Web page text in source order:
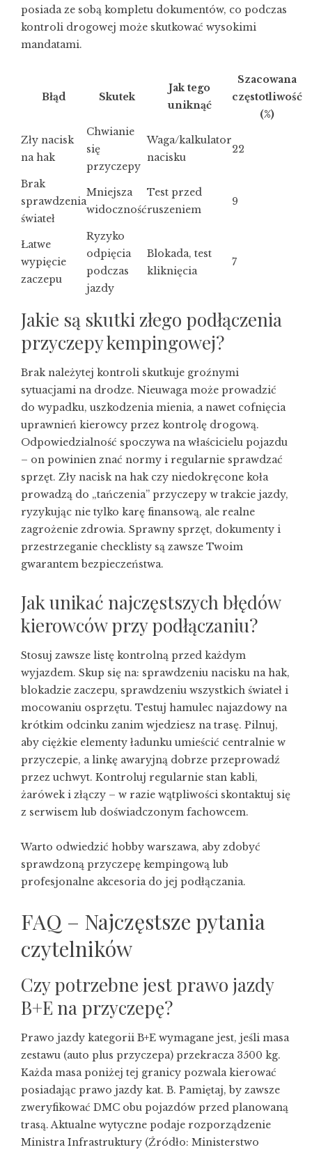
posiada ze sobą kompletu dokumentów, co podczas
kontroli drogowej może skutkować wysokimi
mandatami.
Błąd Skutek
Jak tego
uniknąć
Szacowana
częstotliwość
(%)
Zły nacisk
na hak
Chwianie
się
przyczepy
Waga/kalkulator
nacisku
22
Brak
sprawdzenia
świateł
Mniejsza
widoczność
Test przed
ruszeniem
9
Łatwe
wypięcie
zaczepu
Ryzyko
odpięcia
podczas
jazdy
Blokada, test
kliknięcia
7
Jakie są skutki złego podłączenia
przyczepy kempingowej?
Brak należytej kontroli skutkuje groźnymi
sytuacjami na drodze. Nieuwaga może prowadzić
do wypadku, uszkodzenia mienia, a nawet cofnięcia
uprawnień kierowcy przez kontrolę drogową.
Odpowiedzialność spoczywa na właścicielu pojazdu
– on powinien znać normy i regularnie sprawdzać
sprzęt. Zły nacisk na hak czy niedokręcone koła
prowadzą do „tańczenia” przyczepy w trakcie jazdy,
ryzykując nie tylko karę finansową, ale realne
zagrożenie zdrowia. Sprawny sprzęt, dokumenty i
przestrzeganie checklisty są zawsze Twoim
gwarantem bezpieczeństwa.
Jak unikać najczęstszych błędów
kierowców przy podłączaniu?
Stosuj zawsze listę kontrolną przed każdym
wyjazdem. Skup się na: sprawdzeniu nacisku na hak,
blokadzie zaczepu, sprawdzeniu wszystkich świateł i
mocowaniu osprzętu. Testuj hamulec najazdowy na
krótkim odcinku zanim wjedziesz na trasę. Pilnuj,
aby ciężkie elementy ładunku umieścić centralnie w
przyczepie, a linkę awaryjną dobrze przeprowadź
przez uchwyt. Kontroluj regularnie stan kabli,
żarówek i złączy – w razie wątpliwości skontaktuj się
z serwisem lub doświadczonym fachowcem.
Warto odwiedzić hobby warszawa, aby zdobyć
sprawdzoną przyczepę kempingową lub
profesjonalne akcesoria do jej podłączania.
FAQ – Najczęstsze pytania
czytelników
Czy potrzebne jest prawo jazdy
B+E na przyczepę?
Prawo jazdy kategorii B+E wymagane jest, jeśli masa
zestawu (auto plus przyczepa) przekracza 3500 kg.
Każda masa poniżej tej granicy pozwala kierować
posiadając prawo jazdy kat. B. Pamiętaj, by zawsze
zweryfikować DMC obu pojazdów przed planowaną
trasą. Aktualne wytyczne podaje rozporządzenie
Ministra Infrastruktury (Źródło: Ministerstwo